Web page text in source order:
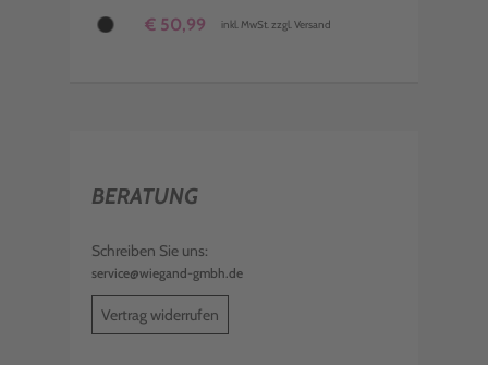
€ 50,99 inkl. MwSt. zzgl. Versand
BERATUNG
Schreiben Sie uns:
service@wiegand-gmbh.de
Vertrag widerrufen